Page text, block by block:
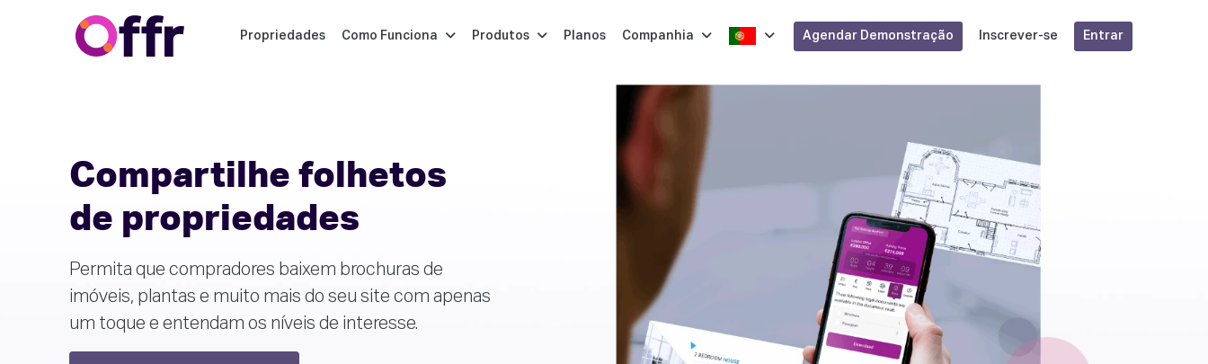
Propriedades Como Funciona Produtos Planos Companhia Agendar Demonstração Inscrever-se Entrar
Compartilhe folhetos
de propriedades
Permita que compradores baixem brochuras de
imóveis, plantas e muito mais do seu site com apenas
um toque e entendam os níveis de interesse.